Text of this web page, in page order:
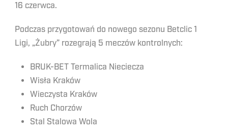
16 czerwca.
Podczas przygotowań do nowego sezonu Betclic 1
Ligi, „Żubry” rozegrają 5 meczów kontrolnych:
BRUK-BET Termalica Nieciecza
Wisła Kraków
Wieczysta Kraków
Ruch Chorzów
Stal Stalowa Wola